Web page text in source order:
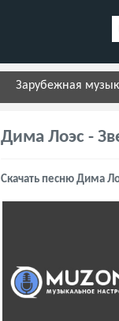
Зарубежная
Дима Лоэс -
Скачать песню Дима